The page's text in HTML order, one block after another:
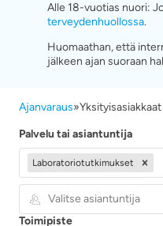
Alle 18-vuotias nuori:
terveydenhuollossa.
Huomaathan, että
jälkeen ajan suoraan
Ajanvaraus»Yksityisasiakkaat
Palvelu tai asiantuntija
Laboratoriotutkimukset
Valitse asiantuntija
Toimipiste